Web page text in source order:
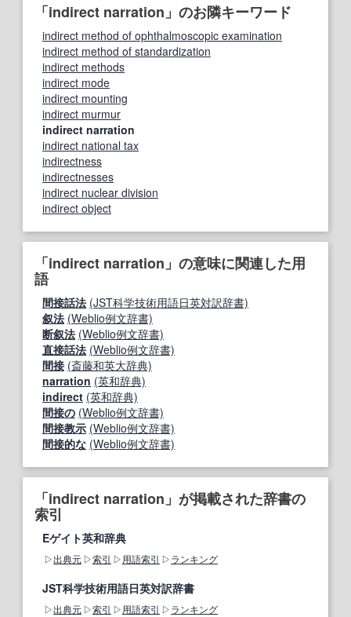
「indirect narration」のお隣キーワード
indirect method of ophthalmoscopic examination
indirect method of standardization
indirect methods
indirect mode
indirect mounting
indirect murmur
indirect narration
indirect national tax
indirectness
indirectnesses
indirect nuclear division
indirect object
「indirect narration」の意味に関連した用
語
間接話法 (JST科学技術用語日英対訳辞書)
叙法 (Weblio例文辞書)
断叙法 (Weblio例文辞書)
直接話法 (Weblio例文辞書)
間接 (斎藤和英大辞典)
narration (英和辞典)
indirect (英和辞典)
間接の (Weblio例文辞書)
間接教示 (Weblio例文辞書)
間接的な (Weblio例文辞書)
「indirect narration」が掲載された辞書の
索引
Eゲイト英和辞典
出典元 索引 用語索引 ランキング
JST科学技術用語日英対訳辞書
出典元 索引 用語索引 ランキング